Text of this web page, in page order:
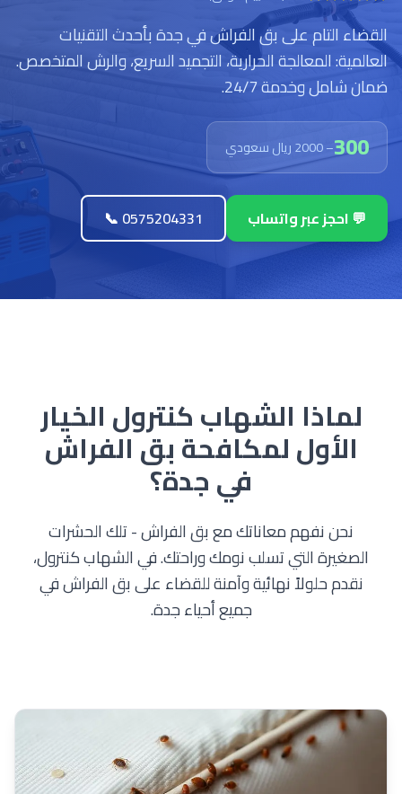
القضاء التام على بق الفراش في جدة بأحدث التقنيات
العالمية: المعالجة الحرارية، التجميد السريع، والرش المتخصص.
ضمان شامل وخدمة 24/7.
300– 2000 ريال سعودي
💬 احجز عبر واتساب 📞 0575204331
لماذا الشهاب كنترول الخيار
الأول لمكافحة بق الفراش
في جدة؟
نحن نفهم معاناتك مع بق الفراش - تلك الحشرات
الصغيرة التي تسلب نومك وراحتك. في الشهاب كنترول،
نقدم حلولاً نهائية وآمنة للقضاء على بق الفراش في
جميع أحياء جدة.